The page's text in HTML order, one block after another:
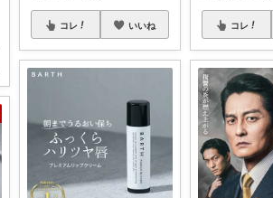
コレ いいね コレ